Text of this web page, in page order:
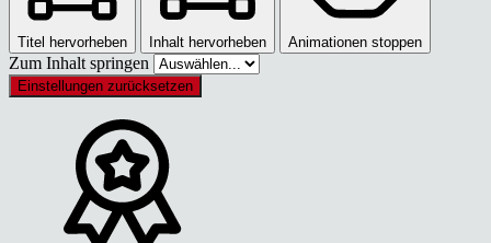
Titel hervorheben Inhalt hervorheben Animationen stoppen
Zum Inhalt springen
Einstellungen zurücksetzen